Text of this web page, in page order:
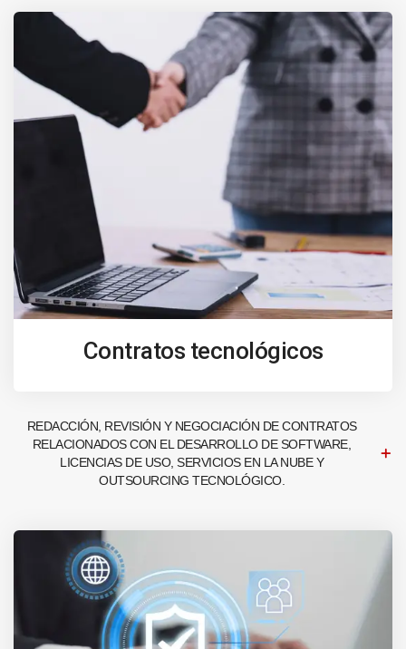
Contratos tecnológicos
REDACCIÓN, REVISIÓN Y NEGOCIACIÓN DE CONTRATOS
RELACIONADOS CON EL DESARROLLO DE SOFTWARE,
LICENCIAS DE USO, SERVICIOS EN LA NUBE Y
OUTSOURCING TECNOLÓGICO.